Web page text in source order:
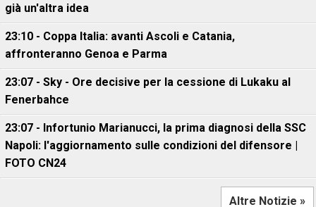
già un'altra idea
23:10 - Coppa Italia: avanti Ascoli e Catania,
affronteranno Genoa e Parma
23:07 - Sky - Ore decisive per la cessione di Lukaku al
Fenerbahce
23:07 - Infortunio Marianucci, la prima diagnosi della SSC
Napoli: l'aggiornamento sulle condizioni del difensore |
FOTO CN24
Altre Notizie »